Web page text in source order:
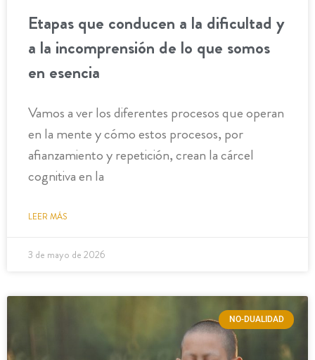
Etapas que conducen a la dificultad y
a la incomprensión de lo que somos
en esencia
Vamos a ver los diferentes procesos que operan
en la mente y cómo estos procesos, por
afianzamiento y repetición, crean la cárcel
cognitiva en la
LEER MÁS
3 de mayo de 2026
NO-DUALIDAD